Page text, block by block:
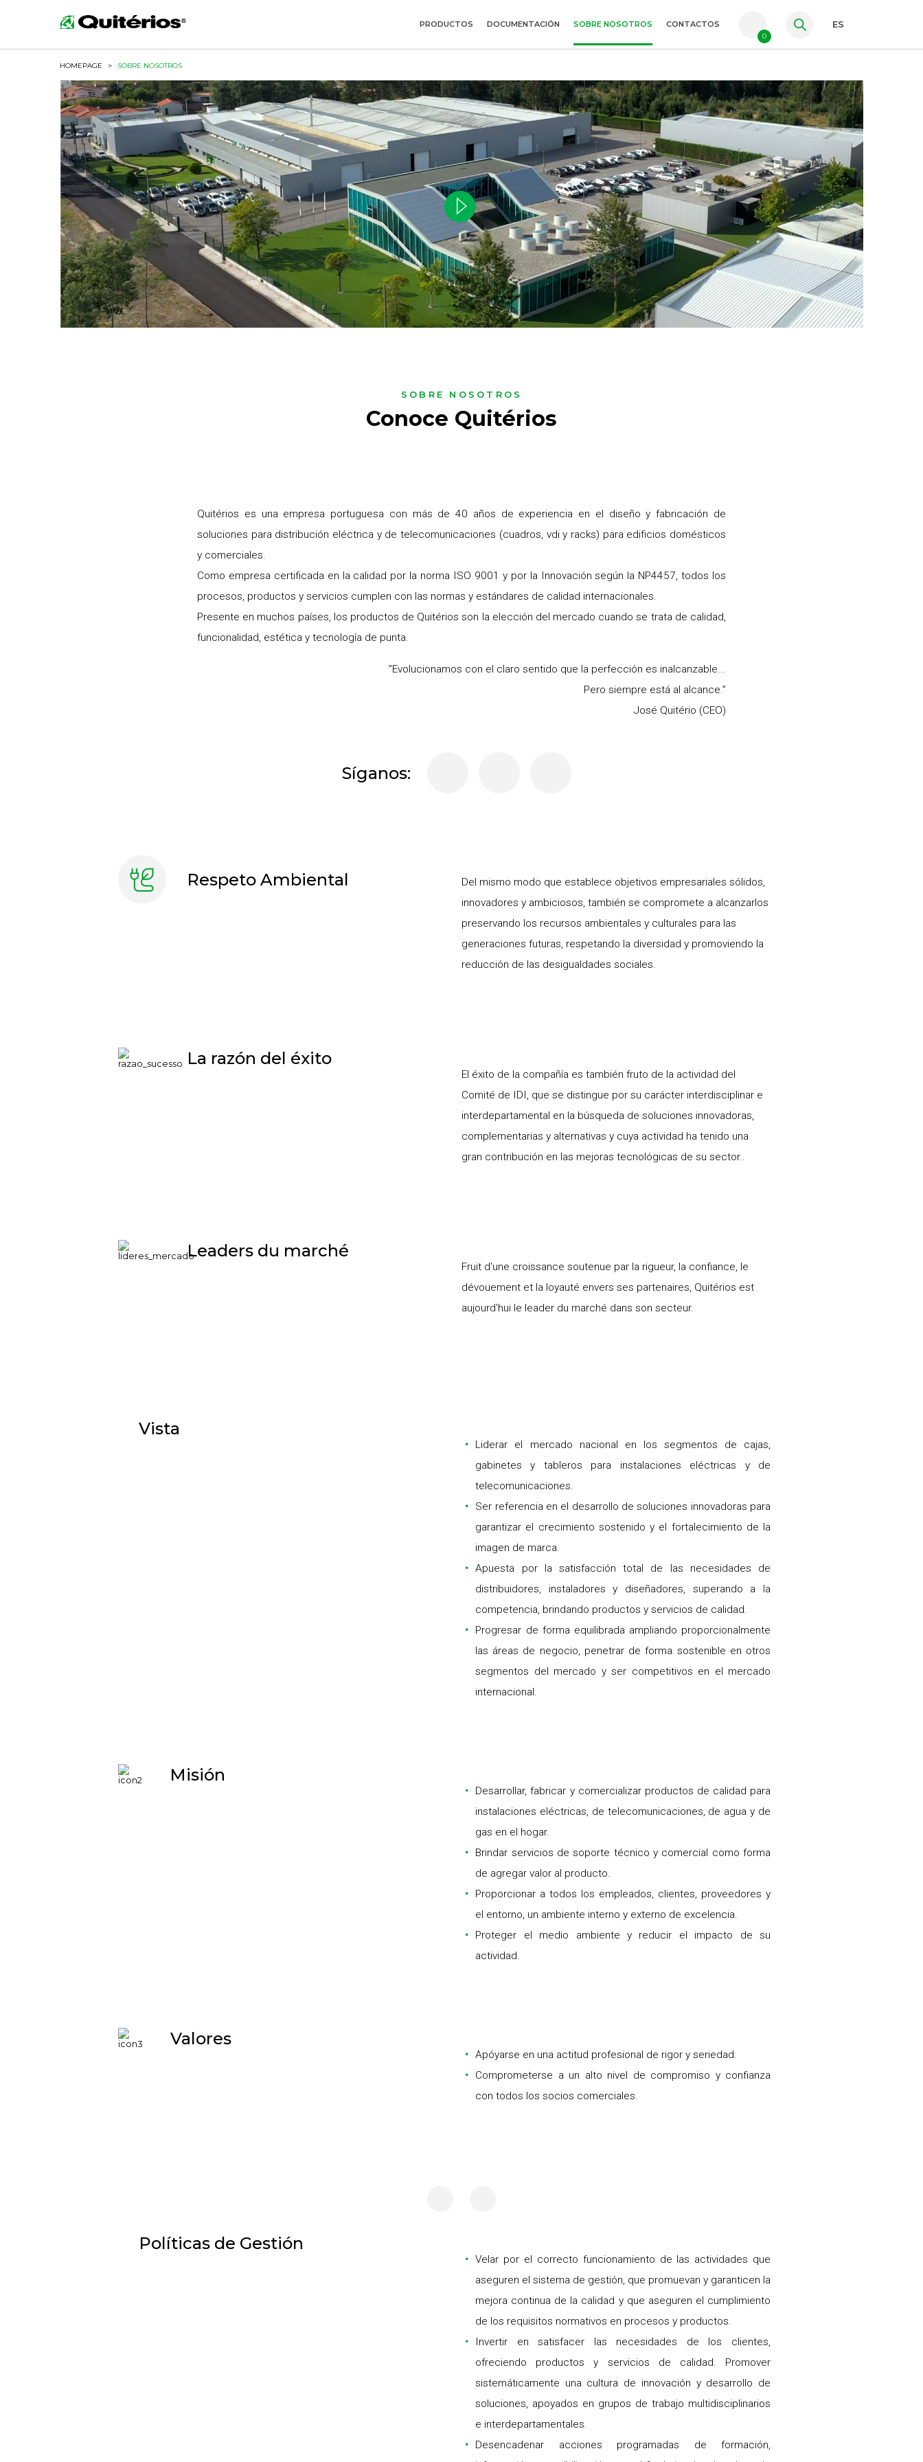
FR
EN
PRODUCTOS DOCUMENTACIÓN SOBRE NOSOTROS CONTACTOS
0
ES
HOMEPAGE > SOBRE NOSOTROS
SOBRE NOSOTROS
Conoce Quitérios
Quitérios es una empresa portuguesa con más de 40 años de experiencia en el diseño y fabricación de
soluciones para distribución eléctrica y de telecomunicaciones (cuadros, vdi y racks) para edificios domésticos
y comerciales.
Como empresa certificada en la calidad por la norma ISO 9001 y por la Innovación según la NP4457, todos los
procesos, productos y servicios cumplen con las normas y estándares de calidad internacionales.
Presente en muchos países, los productos de Quitérios son la elección del mercado cuando se trata de calidad,
funcionalidad, estética y tecnología de punta.
”Evolucionamos con el claro sentido que la perfección es inalcanzable...
Pero siempre está al alcance.”
José Quitério (CEO)
Síganos:
Respeto Ambiental
Del mismo modo que establece objetivos empresariales sólidos,
innovadores y ambiciosos, también se compromete a alcanzarlos
preservando los recursos ambientales y culturales para las
generaciones futuras, respetando la diversidad y promoviendo la
reducción de las desigualdades sociales.
La razón del éxito
El éxito de la compañía es también fruto de la actividad del
Comité de IDI, que se distingue por su carácter interdisciplinar e
interdepartamental en la búsqueda de soluciones innovadoras,
complementarias y alternativas y cuya actividad ha tenido una
gran contribución en las mejoras tecnológicas de su sector..
Leaders du marché
Fruit d'une croissance soutenue par la rigueur, la confiance, le
dévouement et la loyauté envers ses partenaires, Quitérios est
aujourd'hui le leader du marché dans son secteur.
Vista
Liderar el mercado nacional en los segmentos de cajas,
gabinetes y tableros para instalaciones eléctricas y de
telecomunicaciones.
Ser referencia en el desarrollo de soluciones innovadoras para
garantizar el crecimiento sostenido y el fortalecimiento de la
imagen de marca.
Apuesta por la satisfacción total de las necesidades de
distribuidores, instaladores y diseñadores, superando a la
competencia, brindando productos y servicios de calidad.
Progresar de forma equilibrada ampliando proporcionalmente
las áreas de negocio, penetrar de forma sostenible en otros
segmentos del mercado y ser competitivos en el mercado
internacional.
Misión
Desarrollar, fabricar y comercializar productos de calidad para
instalaciones eléctricas, de telecomunicaciones, de agua y de
gas en el hogar.
Brindar servicios de soporte técnico y comercial como forma
de agregar valor al producto.
Proporcionar a todos los empleados, clientes, proveedores y
el entorno, un ambiente interno y externo de excelencia.
Proteger el medio ambiente y reducir el impacto de su
actividad.
Valores
Apóyarse en una actitud profesional de rigor y seriedad.
Comprometerse a un alto nivel de compromiso y confianza
con todos los socios comerciales.
Políticas de Gestión
Velar por el correcto funcionamiento de las actividades que
aseguren el sistema de gestión, que promuevan y garanticen la
mejora continua de la calidad y que aseguren el cumplimiento
de los requisitos normativos en procesos y productos.
Invertir en satisfacer las necesidades de los clientes,
ofreciendo productos y servicios de calidad. Promover
sistemáticamente una cultura de innovación y desarrollo de
soluciones, apoyados en grupos de trabajo multidisciplinarios
e interdepartamentales.
Desencadenar acciones programadas de formación,